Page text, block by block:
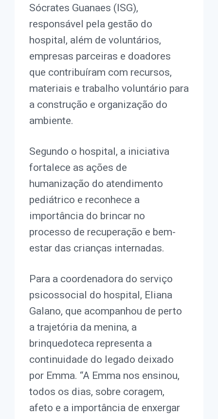
Sócrates Guanaes (ISG),
responsável pela gestão do
hospital, além de voluntários,
empresas parceiras e doadores
que contribuíram com recursos,
materiais e trabalho voluntário para
a construção e organização do
ambiente.
Segundo o hospital, a iniciativa
fortalece as ações de
humanização do atendimento
pediátrico e reconhece a
importância do brincar no
processo de recuperação e bem-
estar das crianças internadas.
Para a coordenadora do serviço
psicossocial do hospital, Eliana
Galano, que acompanhou de perto
a trajetória da menina, a
brinquedoteca representa a
continuidade do legado deixado
por Emma. “A Emma nos ensinou,
todos os dias, sobre coragem,
afeto e a importância de enxergar